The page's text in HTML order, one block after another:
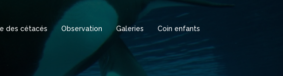
des cétacés Observation Galeries
Coin enfants